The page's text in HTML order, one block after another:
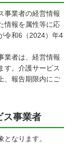
事業者の経営情報
情報を属性等に応
令和6（2024）年4
業者は、経営情報
す。介護サービス
、報告期限内にご
ス事業者
なります。